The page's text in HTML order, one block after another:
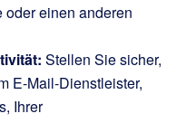
oder einen anderen
Stellen Sie sicher,
E-Mail-Dienstleister,
Ihrer